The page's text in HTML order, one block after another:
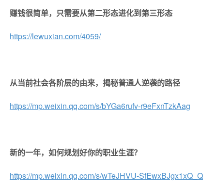
赚钱很简单，只需要从第二形态进化到第三形态
https://lewuxian.com/4059/
从当前社会各阶层的由来，揭秘普通人逆袭的路径
https://mp.weixin.qq.com/s/bYGa6rufv-r9eFxnTzkAag
新的一年，如何规划好你的职业生涯？
https://mp.weixin.qq.com/s/wTeJHVU-SfEwxBJgx1xQ_Q